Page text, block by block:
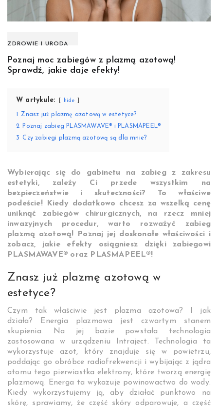
ZDROWIE I URODA
Poznaj moc zabiegów z plazmą azotową!
Sprawdź, jakie daje efekty!
W artykule: hide
Znasz już plazmę azotową w estetyce?
2
Poznaj zabieg PLASMAWAVE® i PLASMAPEEL®
3
Czy zabiegi plazmą azotową są dla mnie?
Wybierając się do gabinetu na zabieg z zakresu
estetyki, zależy Ci przede wszystkim na
bezpieczeństwie i skuteczności? To właściwe
podeście! Kiedy dodatkowo chcesz za wszelką cenę
uniknąć zabiegów chirurgicznych, na rzecz mniej
inwazyjnych procedur, warto rozważyć zabieg
plazmą azotową! Poznaj jej doskonałe właściwości i
zobacz, jakie efekty osiągniesz dzięki zabiegowi
PLASMAWAVE® oraz PLASMAPEEL®!
Znasz już plazmę azotową w
estetyce?
Czym tak właściwie jest plazma azotowa? I jak
działa? Energia plazmowa jest czwartym stanem
skupienia. Na jej bazie powstała technologia
zastosowana w urządzeniu Intraject. Technologia ta
wykorzystuje azot, który znajduje się w powietrzu,
poddając go obróbce radiofrekwencji i wybijając z jądra
atomu tego pierwiastka elektrony, które tworzą energię
plazmową. Energa ta wykazuje powinowactwo do wody.
Kiedy wykorzystujemy ją, aby działać punktowo na
skórę, sprawiamy, że część skóry odparowuje, a część